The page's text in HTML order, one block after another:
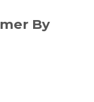
By